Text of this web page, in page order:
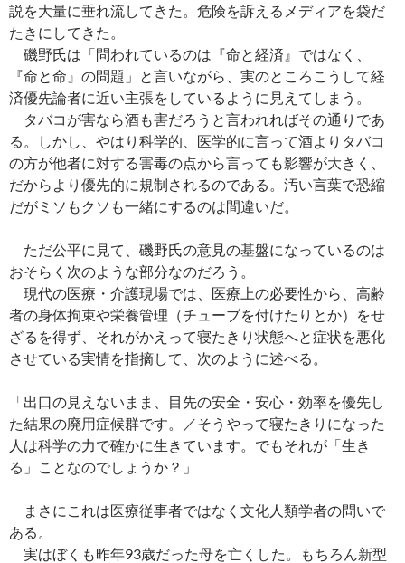
説を大量に垂れ流してきた。危険を訴えるメディアを袋だ
たきにしてきた。
磯野氏は「問われているのは『命と経済』ではなく、
『命と命』の問題」と言いながら、実のところこうして経
済優先論者に近い主張をしているように見えてしまう。
タバコが害なら酒も害だろうと言われればその通りであ
る。しかし、やはり科学的、医学的に言って酒よりタバコ
の方が他者に対する害毒の点から言っても影響が大きく、
だからより優先的に規制されるのである。汚い言葉で恐縮
だがミソもクソも一緒にするのは間違いだ。
ただ公平に見て、磯野氏の意見の基盤になっているのは
おそらく次のような部分なのだろう。
現代の医療・介護現場では、医療上の必要性から、高齢
者の身体拘束や栄養管理（チューブを付けたりとか）をせ
ざるを得ず、それがかえって寝たきり状態へと症状を悪化
させている実情を指摘して、次のように述べる。
「出口の見えないまま、目先の安全・安心・効率を優先し
た結果の廃用症候群です。／そうやって寝たきりになった
人は科学の力で確かに生きています。でもそれが「生き
る」ことなのでしょうか？」
まさにこれは医療従事者ではなく文化人類学者の問いで
ある。
実はぼくも昨年93歳だった母を亡くした。もちろん新型